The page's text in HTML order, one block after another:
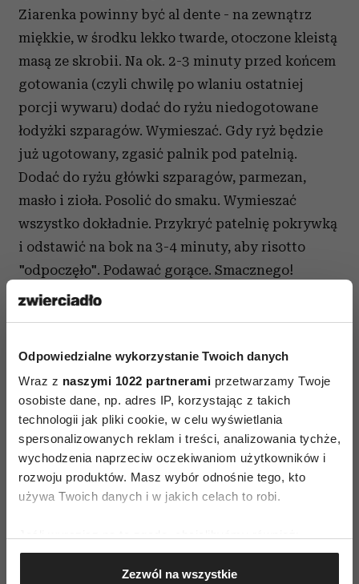
Odpowiedzialne wykorzystanie Twoich danych
Wraz z naszymi 1022 partnerami przetwarzamy Twoje
osobiste dane, np. adres IP, korzystając z takich
technologii jak pliki cookie, w celu wyświetlania
spersonalizowanych reklam i treści, analizowania tychże,
wychodzenia naprzeciw oczekiwaniom użytkowników i
rozwoju produktów. Masz wybór odnośnie tego, kto
używa Twoich danych i w jakich celach to robi.
Gromadzić dane dotyczące Twojej lokalizacji
geograficznej z dokładnością nawet do kilku metrów
Zezwól na wszystkie
Ziarenka powinny być al dente - na zewnątrz
miękkie, w środku lekko twarde, otoczone kleistą
masą ze skrobii. Na ok. 2-3 minuty przed końcem
gotowania (czyli chwilę po wlaniu ostatniej
porcji wywaru) dodać do ryżu niedogotowane
łodyżki szparagów. Wymieszać. Gdy ryż będzie
już ugotowany, zgasić palnik pod patelnią.
Dodać do ryżu główki szparagów, parmezan,
masło i zioła. Posolić do smaku. Wymieszać
wszystko dokładnie. Przykryć patelnię pokrywką
i odstawić na bok na 3-4 minuty, aby risotto
"odpoczęło". Podawać gorące. Smacznego!
Idealne danie na rozpoczęcie sezonu
zatopione w kremowym risotto o szparagowo-
parmezanowym aromacie. Uczta dla
podniebienia - zwłaszcza miłośników kuchni
północnych Włoch. Przepis znajduje się również
na moim blogu: (ilość składników podana na
dwie porcje)